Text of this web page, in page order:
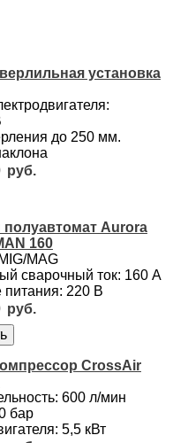
установка
до 250 мм.
Aurora
160
MAG
сварочный ток: 160 А
220 В
CrossAir
600 л/мин
бар
5,5 кВт